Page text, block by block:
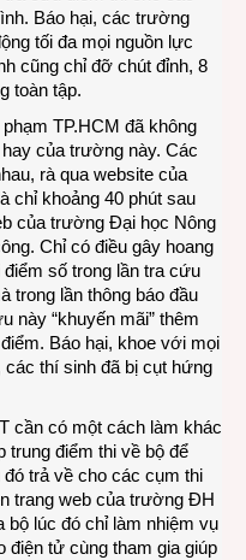
Báo hại, các trường
tối đa mọi nguồn lực
cũng chỉ đỡ chút đỉnh, 8
toàn tập.
TP.HCM đã không
của trường này. Các
rà qua website của
chỉ khoảng 40 phút sau
của trường Đại học Nông
Chỉ có điều gây hoang
số trong lần tra cứu
trong lần thông báo đầu
này “khuyến mãi” thêm
Báo hại, khoe với mọi
thí sinh đã bị cụt hứng
cần có một cách làm khác
trung điểm thi về bộ để
trả về cho các cụm thi
trang web của trường ĐH
lúc đó chỉ làm nhiệm vụ
điện tử cùng tham gia giúp